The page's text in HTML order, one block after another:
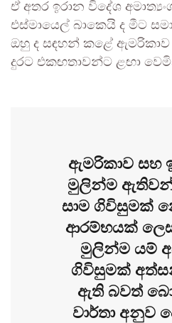
ඒ අතර ඉරාන විදේශ
එස්මායෙල් බාකෙයි ද මීට
ඔහු ද සඳහන් කළේ
දුරට එකඟතාවන්ට ළඟා
ඇමරිකාව සහ
මුලින්ම
සාම ගිවිසුමක්
ආරම්භයක්
මුලින්ම යම්
ගිවිසුමක්
ඇති බවත්
වාර්තා අනුව